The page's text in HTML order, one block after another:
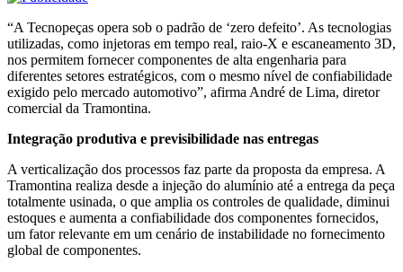
“A Tecnopeças opera sob o padrão de ‘zero defeito’. As tecnologias
utilizadas, como injetoras em tempo real, raio-X e escaneamento 3D,
nos permitem fornecer componentes de alta engenharia para
diferentes setores estratégicos, com o mesmo nível de confiabilidade
exigido pelo mercado automotivo”, afirma André de Lima, diretor
comercial da Tramontina.
Integração produtiva e previsibilidade nas entregas
A verticalização dos processos faz parte da proposta da empresa. A
Tramontina realiza desde a injeção do alumínio até a entrega da peça
totalmente usinada, o que amplia os controles de qualidade, diminui
estoques e aumenta a confiabilidade dos componentes fornecidos,
um fator relevante em um cenário de instabilidade no fornecimento
global de componentes.